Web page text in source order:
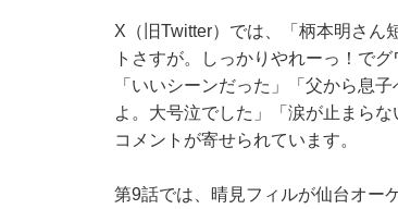
X（旧Twitter）では、「柄本明さん
トさすが。しっかりやれーっ！で
「いいシーンだった」「父から息
よ。大号泣でした」「涙が止まら
コメントが寄せられています。
第9話では、晴見フィルが仙台オー